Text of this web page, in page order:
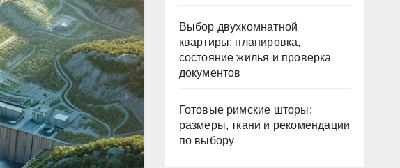
Выбор двухкомнатной
квартиры: планировка,
состояние жилья и проверка
документов
Готовые римские шторы:
размеры, ткани и рекомендации
по выбору